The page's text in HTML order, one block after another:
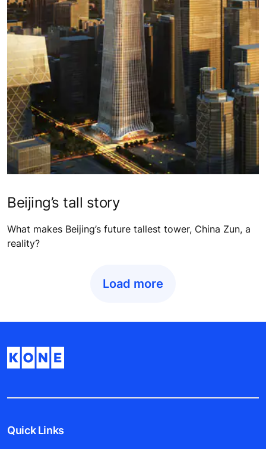
Beijing’s tall story
What makes Beijing’s future tallest tower, China Zun, a
reality?
Load more
Quick Links